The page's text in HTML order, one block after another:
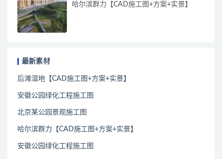
哈尔滨群力【CAD施工图+方案+实景】
最新素材
后滩湿地【CAD施工图+方案+实景】
安徽公园绿化工程施工图
北京某公园景观施工图
哈尔滨群力【CAD施工图+方案+实景】
安徽公园绿化工程施工图